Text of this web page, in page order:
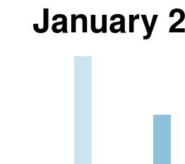
January